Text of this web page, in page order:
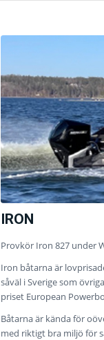
IRON
Provkör Iron 827 under
Iron båtarna är
såväl i Sverige som
priset European
Båtarna är kända för
med riktigt bra miljö för